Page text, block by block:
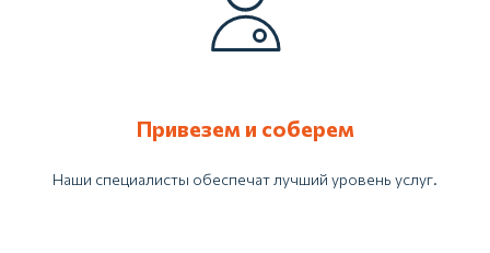
Привезем и соберем
Наши специалисты обеспечат лучший уровень услуг.